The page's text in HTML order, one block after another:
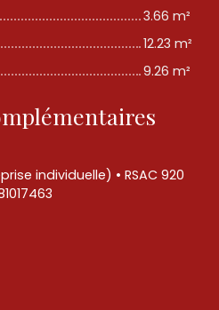
3.66 m²
12.23 m²
9.26 m²
individuelle) • RSAC 920